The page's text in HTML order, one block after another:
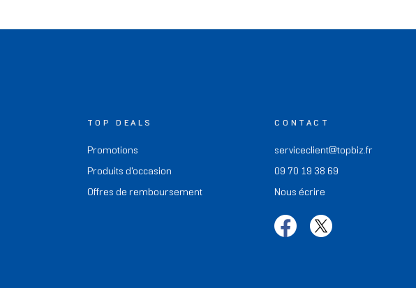
TOP DEALS
Promotions
Produits d'occasion
Offres de remboursement
CONTACT
serviceclient@topbiz.fr
09 70 19 38 69
Nous écrire